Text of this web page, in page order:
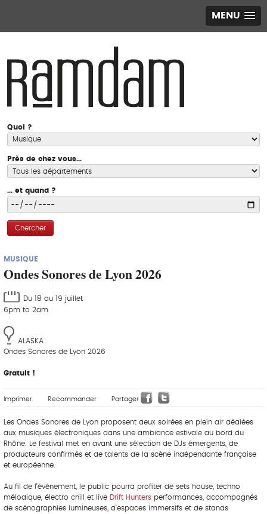
MENU
Quoi ?
Près de chez vous...
... et quand ?
Chercher
MUSIQUE
Ondes Sonores de Lyon 2026
Du 18 au 19 juillet
6pm to 2am
ALASKA
Ondes Sonores de Lyon 2026
Gratuit !
Imprimer Recommander Partager
Les Ondes Sonores de Lyon proposent deux soirées en plein air dédiées
aux musiques électroniques dans une ambiance estivale au bord du
Rhône. Le festival met en avant une sélection de DJs émergents, de
producteurs confirmés et de talents de la scène indépendante française
et européenne.
Au fil de l’événement, le public pourra profiter de sets house, techno
mélodique, électro chill et live Drift Hunters performances, accompagnés
de scénographies lumineuses, d’espaces immersifs et de stands